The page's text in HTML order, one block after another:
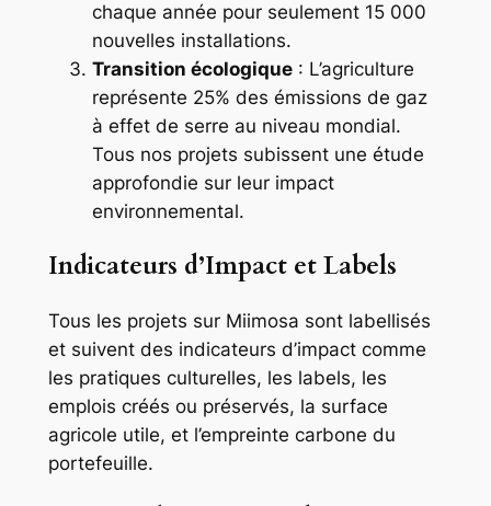
chaque année pour seulement 15 000
nouvelles installations.
Transition écologique: L’agriculture
représente 25% des émissions de gaz
à effet de serre au niveau mondial.
Tous nos projets subissent une étude
approfondie sur leur impact
environnemental.
Indicateurs d’Impact et Labels
Tous les projets sur Miimosa sont labellisés
et suivent des indicateurs d’impact comme
les pratiques culturelles, les labels, les
emplois créés ou préservés, la surface
agricole utile, et l’empreinte carbone du
portefeuille.